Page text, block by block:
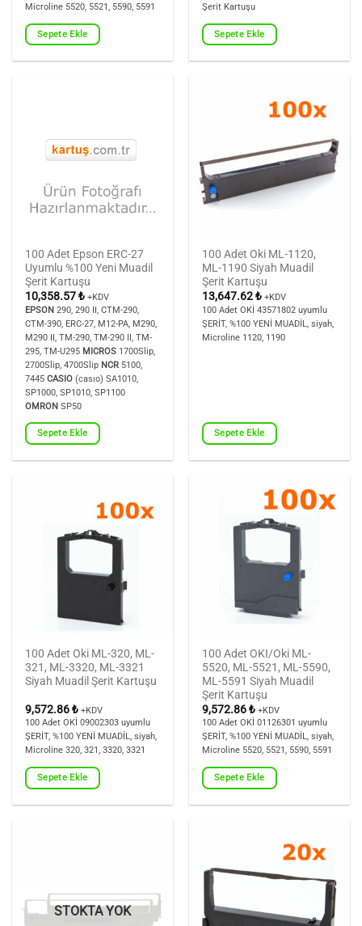
Microline 5520, 5521, 5590, 5591
Sepete Ekle
Şerit Kartuşu
Sepete Ekle
100 Adet Epson ERC-27
Uyumlu %100 Yeni Muadil
Şerit Kartuşu
10,358.57₺ +KDV
EPSON 290, 290 II, CTM-290,
CTM-390, ERC-27, M12-PA, M290,
M290 II, TM-290, TM-290 II, TM-
295, TM-U295 MICROS 1700Slip,
2700Slip, 4700Slip NCR 5100,
7445CASIO (casıo) SA1010,
SP1000, SP1010, SP1100
OMRON SP50
Sepete Ekle
100 Adet Oki ML-1120,
ML-1190 Siyah Muadil
Şerit Kartuşu
13,647.62₺ +KDV
100 Adet OKİ 43571802 uyumlu
ŞERİT, %100 YENİ MUADİL, siyah,
Microline 1120, 1190
Sepete Ekle
100 Adet Oki ML-320, ML-
321, ML-3320, ML-3321
Siyah Muadil Şerit Kartuşu
9,572.86₺ +KDV
100 Adet OKİ 09002303 uyumlu
ŞERİT, %100 YENİ MUADİL, siyah,
Microline 320, 321, 3320, 3321
Sepete Ekle
100 Adet OKI/Oki ML-
5520, ML-5521, ML-5590,
ML-5591 Siyah Muadil
Şerit Kartuşu
9,572.86₺ +KDV
100 Adet OKİ 01126301 uyumlu
ŞERİT, %100 YENİ MUADİL, siyah,
Microline 5520, 5521, 5590, 5591
Sepete Ekle
STOKTA YOK